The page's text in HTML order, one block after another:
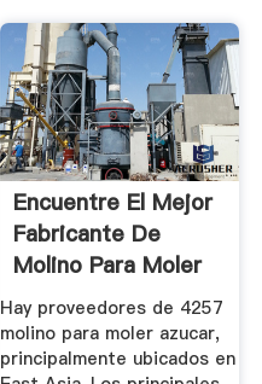
Encuentre El Mejor
Fabricante De
Molino Para Moler
Azucar ...
Hay proveedores de 4257
molino para moler azucar,
principalmente ubicados en